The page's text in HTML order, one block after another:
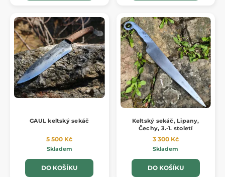
GAUL keltský sekáč
5 500 Kč
Skladem
DO KOŠÍKU
Keltský sekáč, Lipany,
Čechy, 3.-1. století
3 300 Kč
Skladem
DO KOŠÍKU